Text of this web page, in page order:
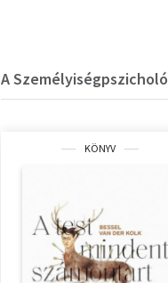
A
KÖNYV